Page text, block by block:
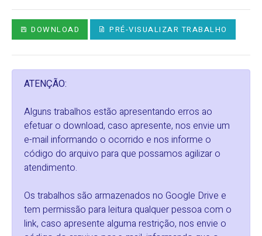
DOWNLOAD PRÉ-VISUALIZAR TRABALHO
ATENÇÃO:
Alguns trabalhos estão apresentando erros ao
efetuar o download, caso apresente, nos envie um
e-mail informando o ocorrido e nos informe o
código do arquivo para que possamos agilizar o
atendimento.
Os trabalhos são armazenados no Google Drive e
tem permissão para leitura qualquer pessoa com o
link, caso apresente alguma restrição, nos envie o